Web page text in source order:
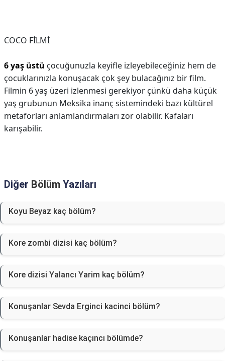
COCO FİLMİ
6 yaş üstü çocuğunuzla keyifle izleyebileceğiniz hem de
çocuklarınızla konuşacak çok şey bulacağınız bir film.
Filmin 6 yaş üzeri izlenmesi gerekiyor çünkü daha küçük
yaş grubunun Meksika inanç sistemindeki bazı kültürel
metaforları anlamlandırmaları zor olabilir. Kafaları
karışabilir.
Diğer Bölüm Yazıları
Koyu Beyaz kaç bölüm?
Kore zombi dizisi kaç bölüm?
Kore dizisi Yalancı Yarim kaç bölüm?
Konuşanlar Sevda Erginci kacinci bölüm?
Konuşanlar hadise kaçıncı bölümde?